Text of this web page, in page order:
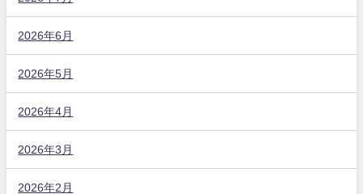
2026年6月
2026年5月
2026年4月
2026年3月
2026年2月